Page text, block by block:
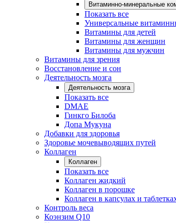
Витаминно-минеральные
Показать все
Универсальные
Витамины для детей
Витамины для женщин
Витамины для мужчин
Витамины для зрения
Восстановление и сон
Деятельность мозга
Деятельность мозга
Показать все
DMAE
Гинкго Билоба
Допа Мукуна
Добавки для здоровья
Здоровье мочевыводящих путей
Коллаген
Коллаген
Показать все
Коллаген жидкий
Коллаген в порошке
Коллаген в капсулах и
Контроль веса
Коэнзим Q10